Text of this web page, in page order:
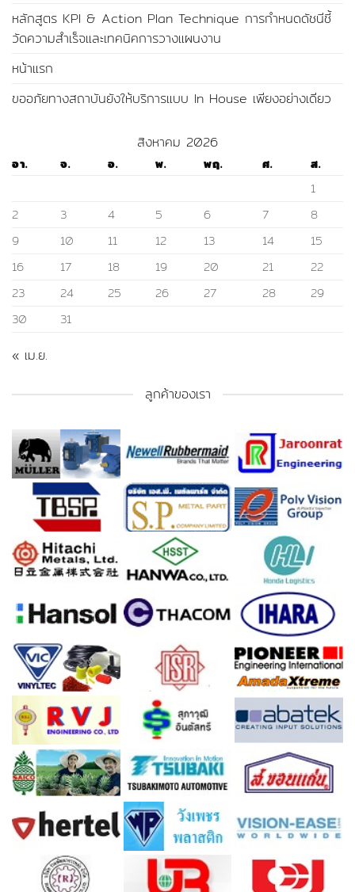
หลักสูตร KPI & Action Plan Technique การกำหนดดัชนีชี้
วัดความสำเร็จและเทคนิคการวางแผนงาน
หน้าแรก
ขออภัยทางสถาบันยังให้บริการแบบ In House เพียงอย่างเดียว
สิงหาคม 2026
อา. จ. อ. พ. พฤ. ศ.
ส.
1
2
3 4 5 6 7
8
9
10 11 12 13 14
15
16
17 18 19 20 21
22
23
24 25 26 27 28
29
30
31
« เม.ย.
ลูกค้าของเรา